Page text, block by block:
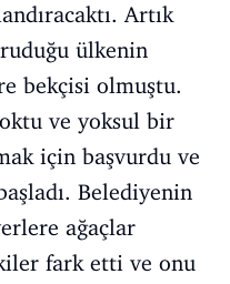
Artık
ülkenin
bekçisi olmuştu.
ve yoksul bir
için başvurdu ve
Belediyenin
ağaçlar
fark etti ve onu